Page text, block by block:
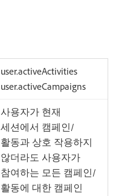
user.activeActivities
user.activeCampaigns
사용자가 현재
세션에서 캠페인/
활동과 상호 작용하지
않더라도 사용자가
참여하는 모든 캠페인/
활동에 대한 캠페인